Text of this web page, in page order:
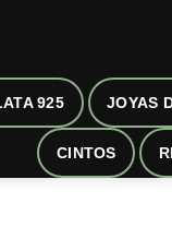
925 JOYAS
CINTOS